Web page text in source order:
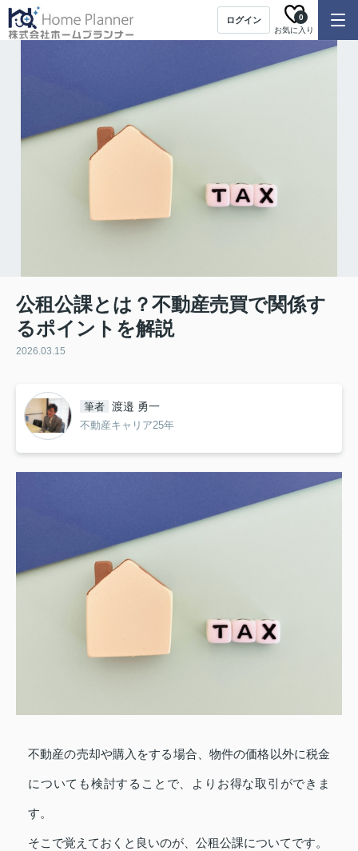
ログイン
お気に入り
0
公租公課とは？不動産売買で関係す
るポイントを解説
2026.03.15
筆者 渡邉 勇一
不動産キャリア25年
不動産の売却や購入をする場合、物件の価格以外に税金
についても検討することで、よりお得な取引ができま
す。
そこで覚えておくと良いのが、公租公課についてです。